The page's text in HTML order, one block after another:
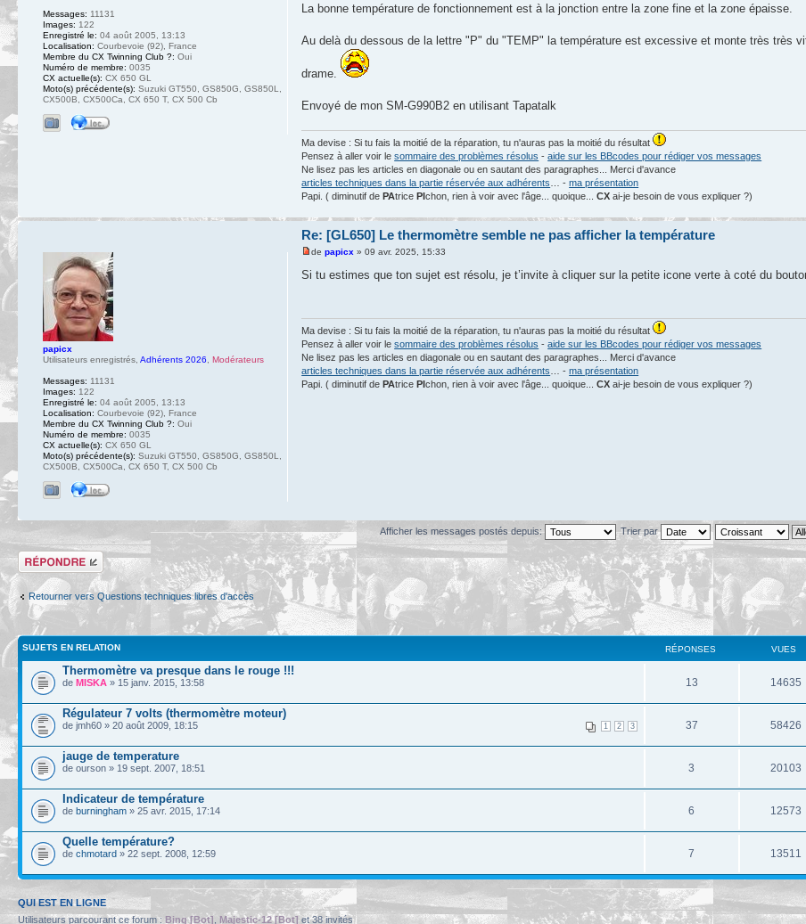
La bonne température de fonctionnement est à la jonction entre la zone fine et la zone épaisse.
Au delà du dessous de la lettre "P" du "TEMP" la température est excessive et monte très très
drame.
Envoyé de mon SM-G990B2 en utilisant Tapatalk
Ma devise : Si tu fais la moitié de la réparation, tu n'auras pas la moitié du résultat
Pensez à aller voir lesommaire des problèmes résolus -aide sur les BBcodes pour rédiger vos messages
Ne lisez pas les articles en diagonale ou en sautant des paragraphes... Merci d'avance
articles techniques dans la partie réservée aux adhérents … -ma présentation
Papi. ( diminutif dePAtricePIchon, rien à voir avec l'âge... quoique...CX ai-je besoin de vous expliquer ?)
Messages: 11131
Images: 122
Enregistré le: 04 août 2005, 13:13
Localisation: Courbevoie (92), France
Membre du CX Twinning Club ?: Oui
Numéro de membre: 0035
CX actuelle(s): CX 650 GL
Moto(s) précédente(s): Suzuki GT550, GS850G, GS850L,
CX500B, CX500Ca, CX 650 T, CX 500 Cb
Re: [GL650] Le thermomètre semble ne pas afficher la température
depapicx » 09 avr. 2025, 15:33
Si tu estimes que ton sujet est résolu, je t’invite à cliquer sur la petite icone verte à coté du
Ma devise : Si tu fais la moitié de la réparation, tu n'auras pas la moitié du résultat
Pensez à aller voir lesommaire des problèmes résolus -aide sur les BBcodes pour rédiger vos messages
Ne lisez pas les articles en diagonale ou en sautant des paragraphes... Merci d'avance
articles techniques dans la partie réservée aux adhérents … -ma présentation
Papi. ( diminutif dePAtricePIchon, rien à voir avec l'âge... quoique...CX ai-je besoin de vous expliquer ?)
papicx
Utilisateurs enregistrés Adhérents 2026 Modérateurs
Messages: 11131
Images: 122
Enregistré le: 04 août 2005, 13:13
Localisation: Courbevoie (92), France
Membre du CX Twinning Club ?: Oui
Numéro de membre: 0035
CX actuelle(s): CX 650 GL
Moto(s) précédente(s): Suzuki GT550, GS850G, GS850L,
CX500B, CX500Ca, CX 650 T, CX 500 Cb
Afficher les messages postés depuis: Trier par
Répondre
Retourner vers Questions techniques libres d'accès
SUJETS EN RELATION RÉPONSES VUES
Thermomètre va presque dans le rouge !!!
de MISKA » 15 janv. 2015, 13:58 13 14635
Régulateur 7 volts (thermomètre moteur)
1 2 3
de jmh60 » 20 août 2009, 18:15 37 58426
jauge de temperature
de ourson » 19 sept. 2007, 18:51 3 20103
Indicateur de température
de burningham » 25 avr. 2015, 17:14 6 12573
Quelle température?
de chmotard » 22 sept. 2008, 12:59 7 13511
QUI EST EN LIGNE
Utilisateurs parcourant ce forum : Bing [Bot] Majestic-12 [Bot]et 38 invités